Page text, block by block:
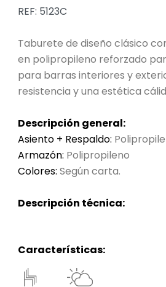
REF: 5123C
Taburete de diseño clásico
en polipropileno reforzado
para barras interiores y
resistencia y una estética
Descripción general:
Asiento + Respaldo:
Armazón: Polipropileno
Colores: Según carta.
Descripción técnica:
Características: